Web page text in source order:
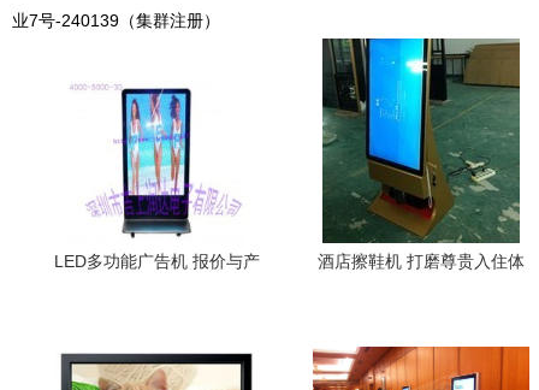
业7号-240139（集群注册）
LED多功能广告机 报价与产
酒店擦鞋机 打磨尊贵入住体